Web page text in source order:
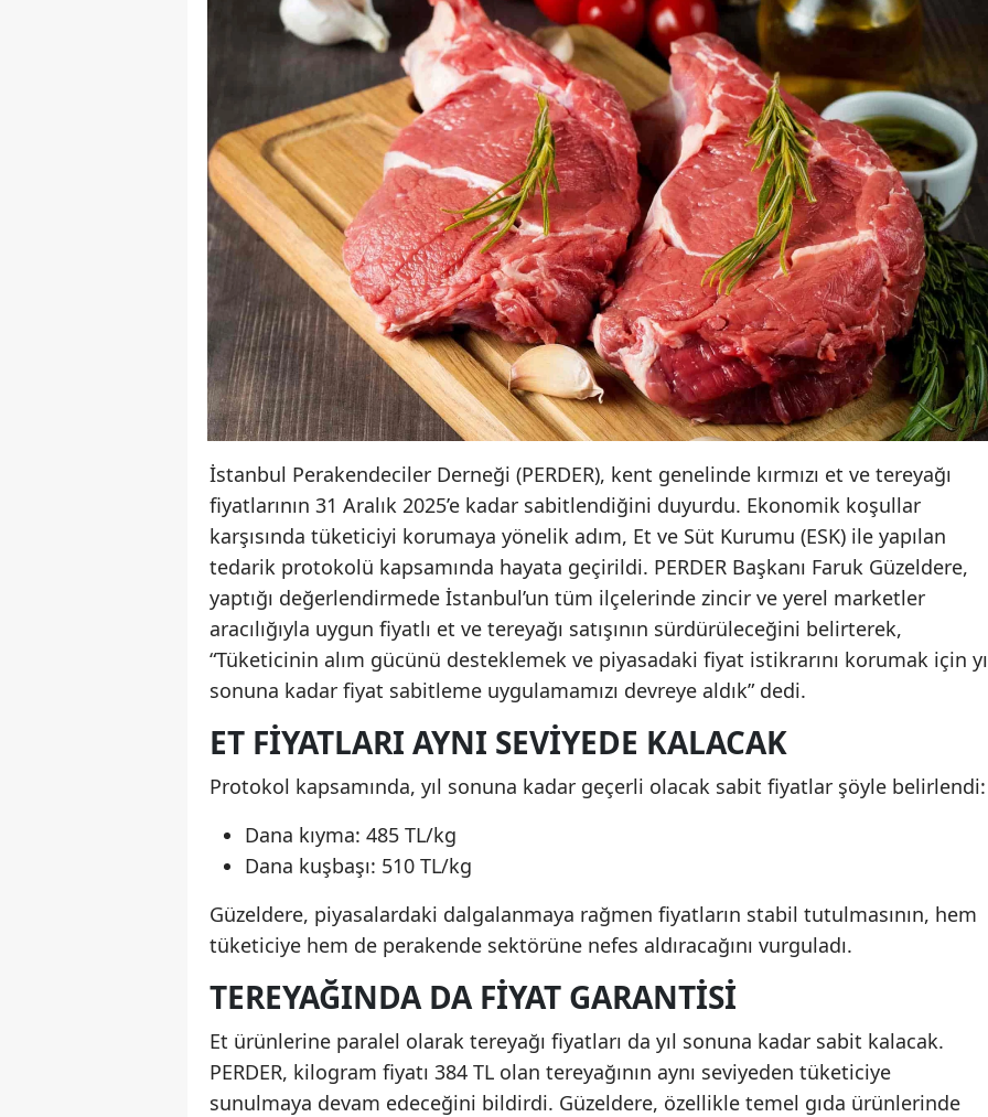
İstanbul Perakendeciler Derneği (PERDER), kent genelinde kırmızı et ve tereyağı
fiyatlarının 31 Aralık 2025’e kadar sabitlendiğini duyurdu. Ekonomik koşullar
karşısında tüketiciyi korumaya yönelik adım, Et ve Süt Kurumu (ESK) ile yapılan
tedarik protokolü kapsamında hayata geçirildi. PERDER Başkanı Faruk Güzeldere,
yaptığı değerlendirmede İstanbul’un tüm ilçelerinde zincir ve yerel marketler
aracılığıyla uygun fiyatlı et ve tereyağı satışının sürdürüleceğini belirterek,
“Tüketicinin alım gücünü desteklemek ve piyasadaki fiyat istikrarını korumak için
sonuna kadar fiyat sabitleme uygulamamızı devreye aldık” dedi.
ET FIYATLARI AYNI SEVIYEDE KALACAK
Protokol kapsamında, yıl sonuna kadar geçerli olacak sabit fiyatlar şöyle belirlendi:
Dana kıyma: 485 TL/kg
Dana kuşbaşı: 510 TL/kg
Güzeldere, piyasalardaki dalgalanmaya rağmen fiyatların stabil tutulmasının, hem
tüketiciye hem de perakende sektörüne nefes aldıracağını vurguladı.
TEREYAĞINDA DA FIYAT GARANTISI
Et ürünlerine paralel olarak tereyağı fiyatları da yıl sonuna kadar sabit kalacak.
PERDER, kilogram fiyatı 384 TL olan tereyağının aynı seviyeden tüketiciye
sunulmaya devam edeceğini bildirdi. Güzeldere, özellikle temel gıda ürünlerinde